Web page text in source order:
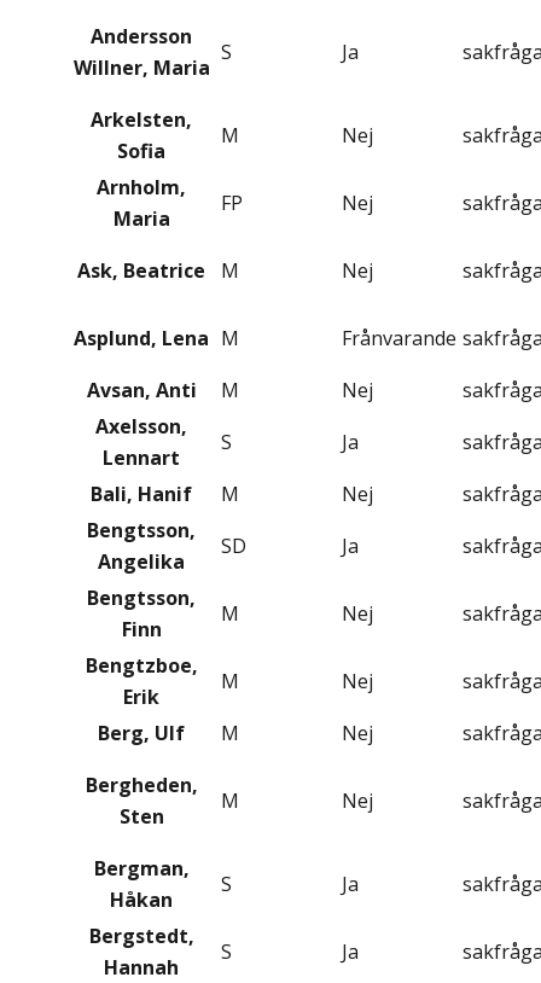
Andersson
Willner, Maria
S Ja
Arkelsten,
Sofia
M Nej
Arnholm,
Maria
FP Nej
Ask, Beatrice M Nej
Asplund, Lena M Frånvarande
Avsan, Anti
M Nej
Axelsson,
Lennart
S Ja
Bali, Hanif
M Nej
Bengtsson,
Angelika
SD Ja
Bengtsson,
Finn
M Nej
Bengtzboe,
Erik
M Nej
Berg, Ulf
M Nej
Bergheden,
Sten
M Nej
Bergman,
Håkan
S Ja
Bergstedt,
Hannah
S Ja